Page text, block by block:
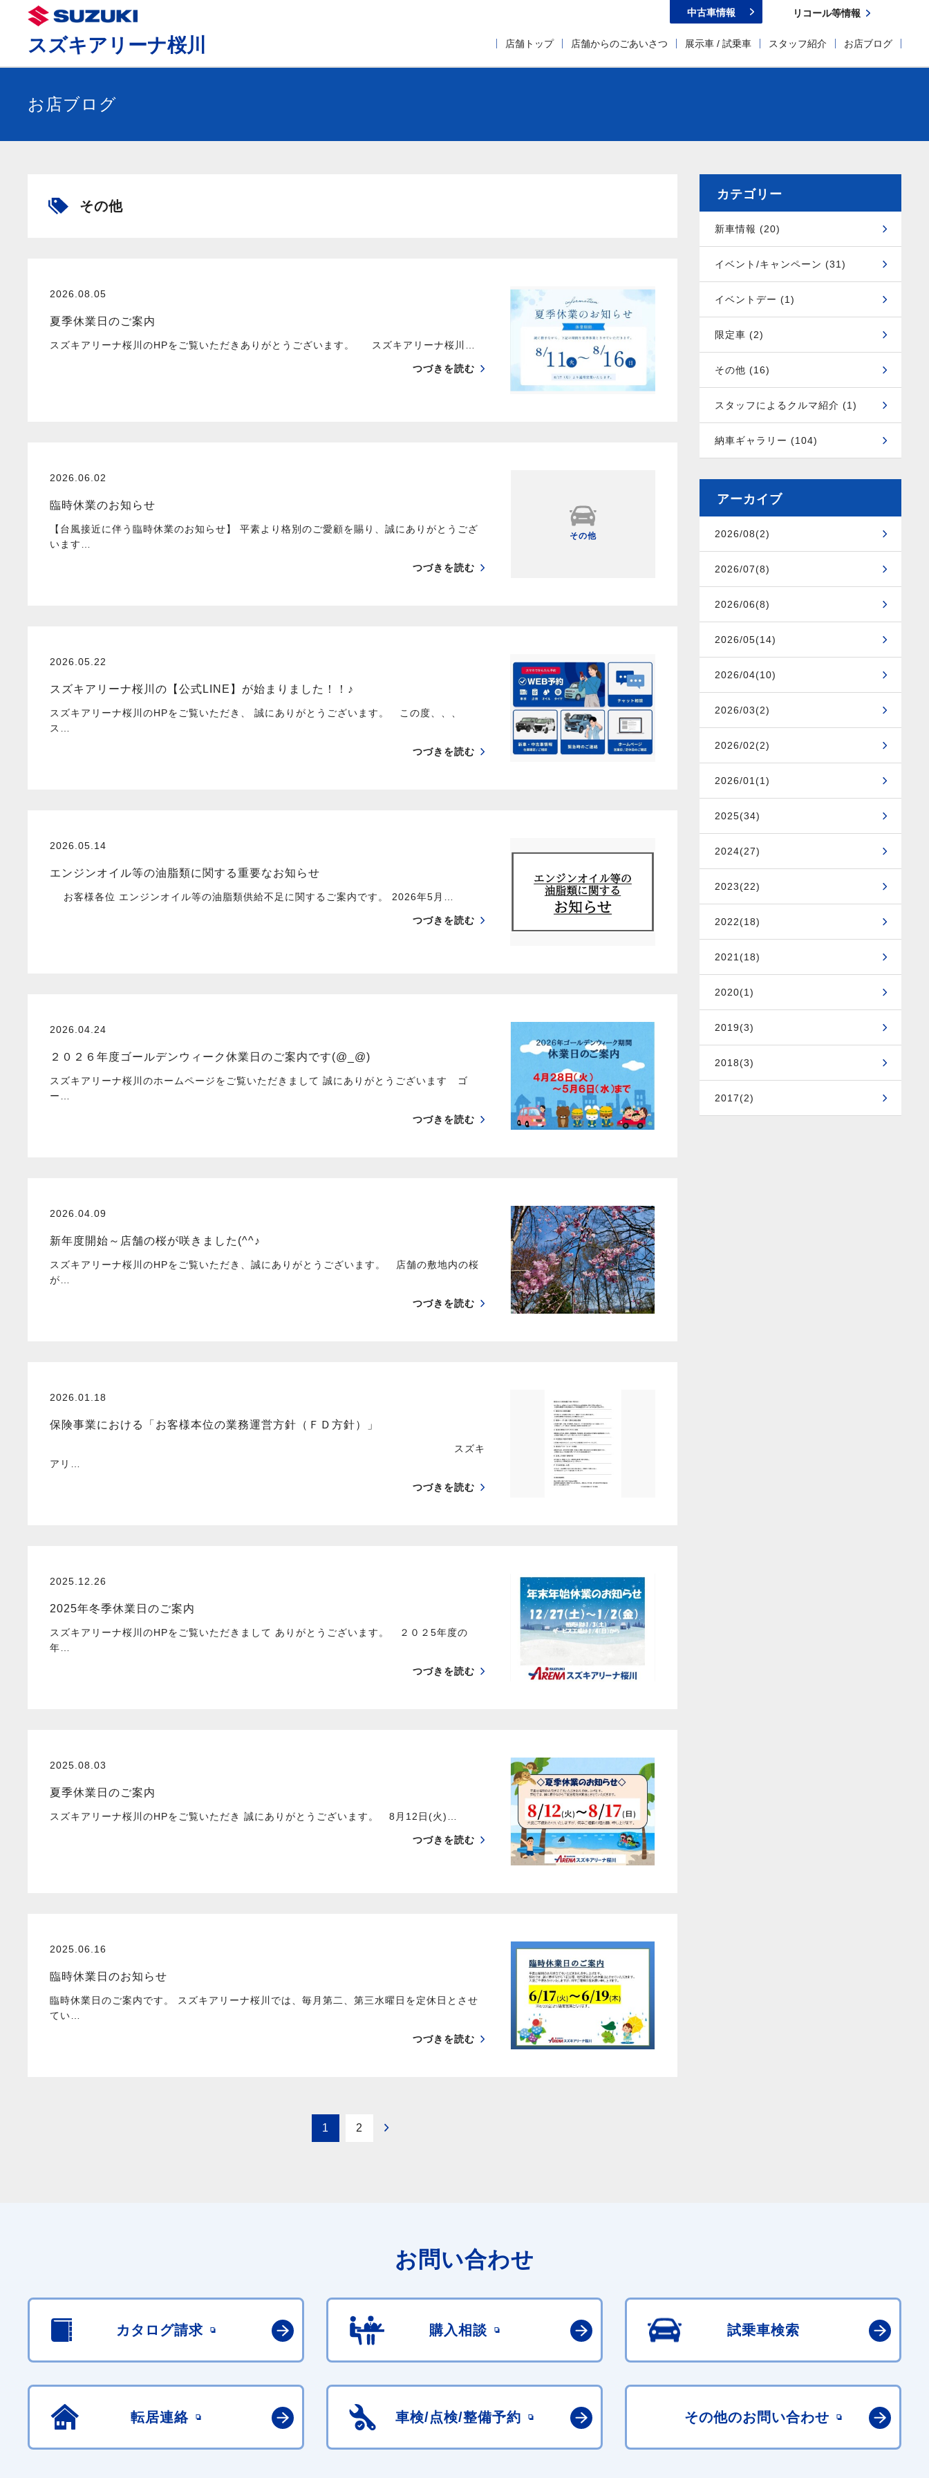
スズキアリーナ桜川 店舗トップ 店舗からのごあいさつ 展示車 / 試乗車 スタッフ紹介 お店ブログ
中古車情報 リコール等情報
お店ブログ
その他
2026.08.05
夏季休業日のご案内
スズキアリーナ桜川のHPをご覧いただきありがとうございます。 スズキアリーナ桜川…
つづきを読む
2026.06.02
臨時休業のお知らせ
【台風接近に伴う臨時休業のお知らせ】 平素より格別のご愛顧を賜り、誠にありがとうござ
います…
つづきを読む
その他
2026.05.22
スズキアリーナ桜川の【公式LINE】が始まりました！！♪
スズキアリーナ桜川のHPをご覧いただき、 誠にありがとうございます。 この度、、、
ス…
つづきを読む
2026.05.14
エンジンオイル等の油脂類に関する重要なお知らせ
お客様各位 エンジンオイル等の油脂類供給不足に関するご案内です。 2026年5月…
つづきを読む
2026.04.24
２０２６年度ゴールデンウィーク休業日のご案内です(@_@)
スズキアリーナ桜川のホームページをご覧いただきまして 誠にありがとうございます ゴ
ー…
つづきを読む
2026.04.09
新年度開始～店舗の桜が咲きました(^^♪
スズキアリーナ桜川のHPをご覧いただき、誠にありがとうございます。 店舗の敷地内の桜
が…
つづきを読む
2026.01.18
保険事業における「お客様本位の業務運営方針（ＦＤ方針）」
スズキ
アリ…
つづきを読む
2025.12.26
2025年冬季休業日のご案内
スズキアリーナ桜川のHPをご覧いただきまして ありがとうございます。 ２０２5年度の
年…
つづきを読む
2025.08.03
夏季休業日のご案内
スズキアリーナ桜川のHPをご覧いただき 誠にありがとうございます。 8月12日(火)…
つづきを読む
2025.06.16
臨時休業日のお知らせ
臨時休業日のご案内です。 スズキアリーナ桜川では、毎月第二、第三水曜日を定休日とさせ
てい…
つづきを読む
1 2
カテゴリー
新車情報 (20)
イベント/キャンペーン (31)
イベントデー (1)
限定車 (2)
その他 (16)
スタッフによるクルマ紹介 (1)
納車ギャラリー (104)
アーカイブ
2026/08(2)
2026/07(8)
2026/06(8)
2026/05(14)
2026/04(10)
2026/03(2)
2026/02(2)
2026/01(1)
2025(34)
2024(27)
2023(22)
2022(18)
2021(18)
2020(1)
2019(3)
2018(3)
2017(2)
お問い合わせ
カタログ請求 購入相談 試乗車検索
転居連絡 車検/点検/整備予約 その他のお問い合わせ